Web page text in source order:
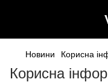
Новини Корисна
Корисна